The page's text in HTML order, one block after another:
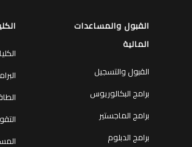
القبول والمساعدات
المالية
القبول والتسجيل
برامج البكالوريوس
برامج الماجستير
برامج الدبلوم